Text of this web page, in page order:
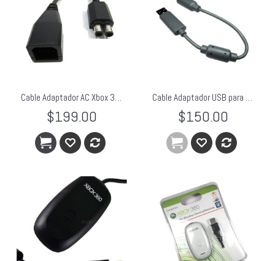
Cable Adaptador AC Xbox 360 Fat a Slim
$199.00
Cable Adaptador USB para Xbox360
$150.00